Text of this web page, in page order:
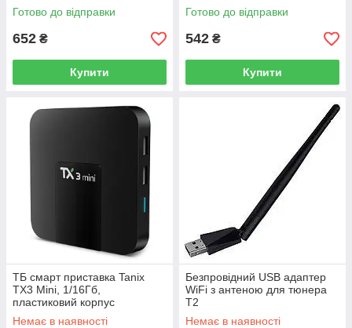
Готово до відправки
652 ₴
Купити
Готово до відправки
542 ₴
Купити
ТБ смарт приставка Tanix
TX3 Mini, 1/16Гб,
пластиковий корпус
Немає в наявності
Безпровідний USB адаптер
WiFi з антеною для тюнера
Т2
Немає в наявності